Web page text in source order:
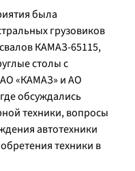
была
грузовиков
КАМАЗ-65115,
столы с
«КАМАЗ» и АО
обсуждались
техники, вопросы
автотехники
техники в